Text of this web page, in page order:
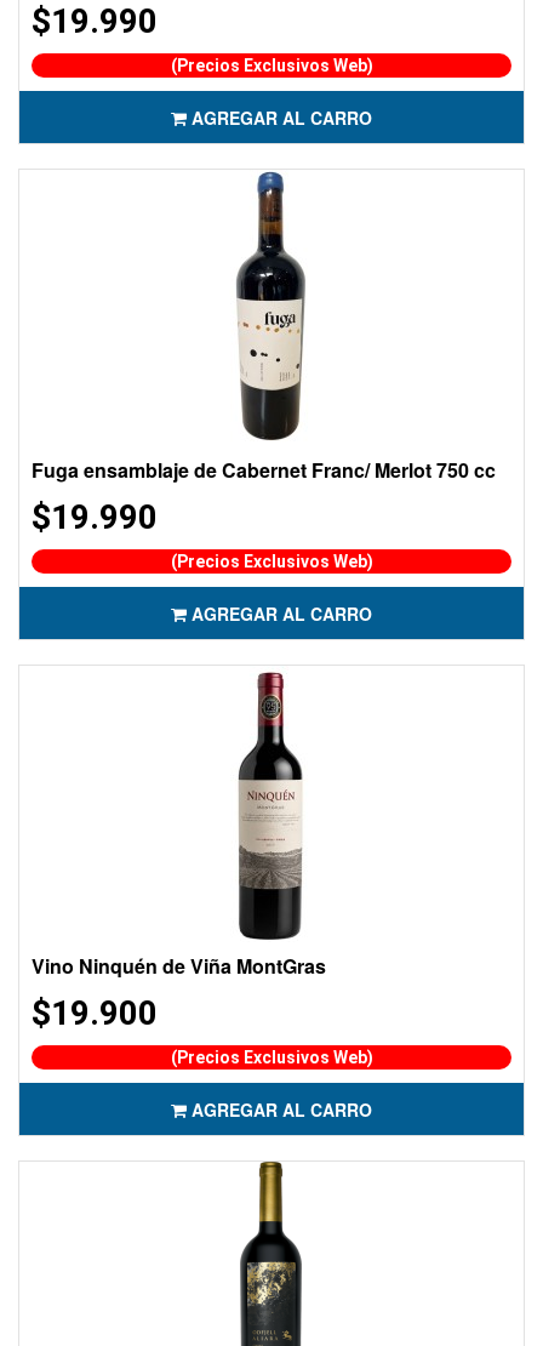
$19.990
(Precios Exclusivos Web)
AGREGAR AL CARRO
Fuga ensamblaje de Cabernet Franc/ Merlot 750 cc
$19.990
(Precios Exclusivos Web)
AGREGAR AL CARRO
Vino Ninquén de Viña MontGras
$19.900
(Precios Exclusivos Web)
AGREGAR AL CARRO